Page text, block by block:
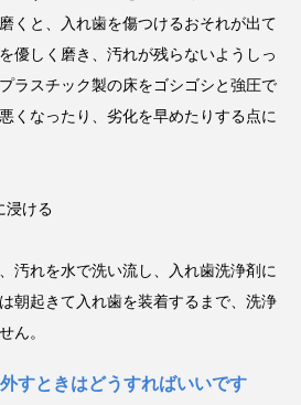
くと、入れ歯を傷つけるおそれが出て
優しく磨き、汚れが残らないようしっ
ラスチック製の床をゴシゴシと強圧で
くなったり、劣化を早めたりする点に
浸ける
汚れを水で洗い流し、入れ歯洗浄剤に
朝起きて入れ歯を装着するまで、洗浄
ん。
すときはどうすればいいです